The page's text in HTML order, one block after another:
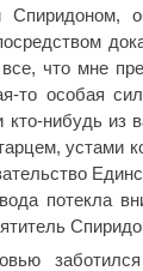
Спиридоном,
что мне
то особая
кто-нибудь
устами
потекла